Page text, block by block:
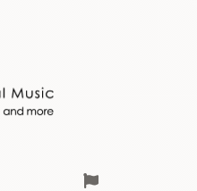
その先と
イブ配信スケジュール
か さ